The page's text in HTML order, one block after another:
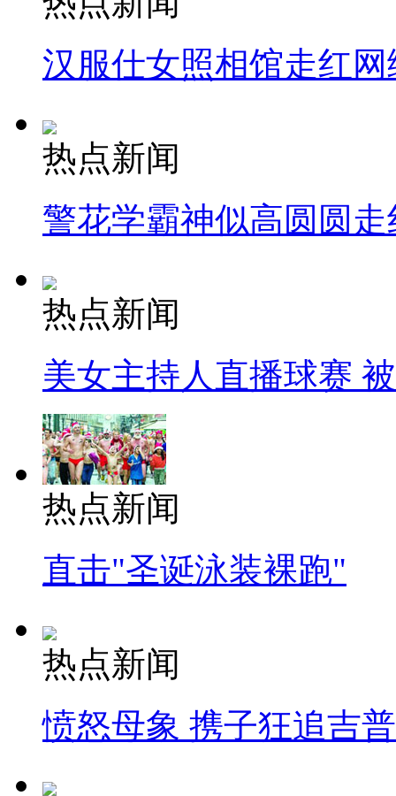
汉服仕女照相馆走红网
热点新闻
警花学霸神似高圆圆走
热点新闻
美女主持人直播球赛
热点新闻
直击"圣诞泳装裸跑"
热点新闻
愤怒母象 携子狂追吉